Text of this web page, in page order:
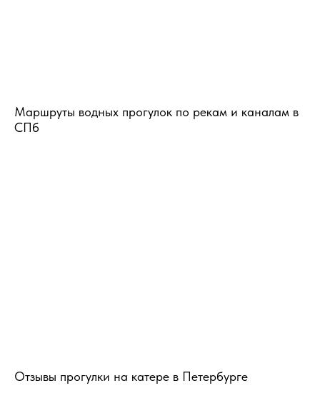
Маршруты водных прогулок по рекам и каналам в
СПб
Отзывы прогулки на катере в Петербурге